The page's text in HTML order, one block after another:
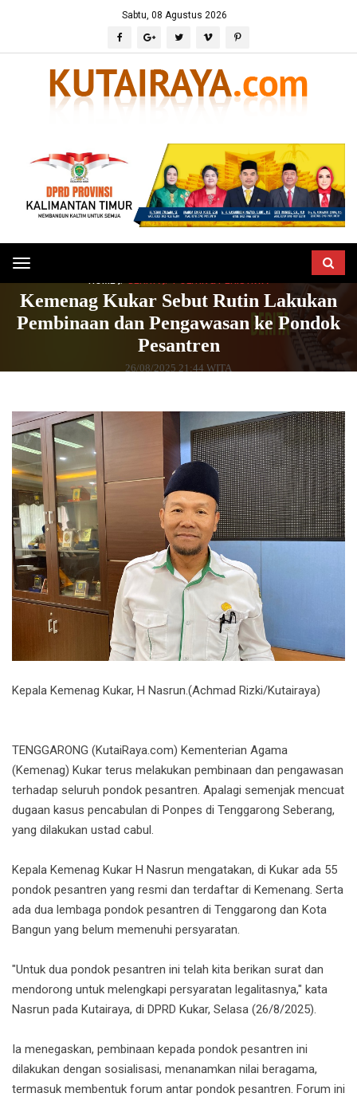
Sabtu, 08 Agustus 2026
Toggle
navigation
Kemenag Kukar Sebut Rutin Lakukan
Pembinaan dan Pengawasan ke Pondok
Pesantren
26/08/2025 21:44 WITA
Kepala Kemenag Kukar, H Nasrun.(Achmad Rizki/Kutairaya)
TENGGARONG (KutaiRaya.com) Kementerian Agama
(Kemenag) Kukar terus melakukan pembinaan dan pengawasan
terhadap seluruh pondok pesantren. Apalagi semenjak mencuat
dugaan kasus pencabulan di Ponpes di Tenggarong Seberang,
yang dilakukan ustad cabul.
Kepala Kemenag Kukar H Nasrun mengatakan, di Kukar ada 55
pondok pesantren yang resmi dan terdaftar di Kemenang. Serta
ada dua lembaga pondok pesantren di Tenggarong dan Kota
Bangun yang belum memenuhi persyaratan.
"Untuk dua pondok pesantren ini telah kita berikan surat dan
mendorong untuk melengkapi persyaratan legalitasnya," kata
Nasrun pada Kutairaya, di DPRD Kukar, Selasa (26/8/2025).
Ia menegaskan, pembinaan kepada pondok pesantren ini
dilakukan dengan sosialisasi, menanamkan nilai beragama,
termasuk membentuk forum antar pondok pesantren. Forum ini